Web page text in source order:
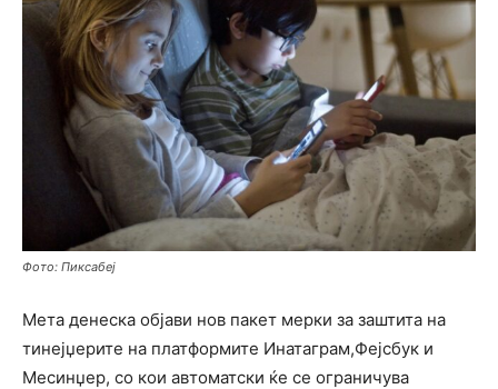
Фото: Пиксабеј
Мета денеска објави нов пакет мерки за заштита на
тинејџерите на платформите Инатаграм,Фејсбук и
Месинџер, со кои автоматски ќе се ограничува